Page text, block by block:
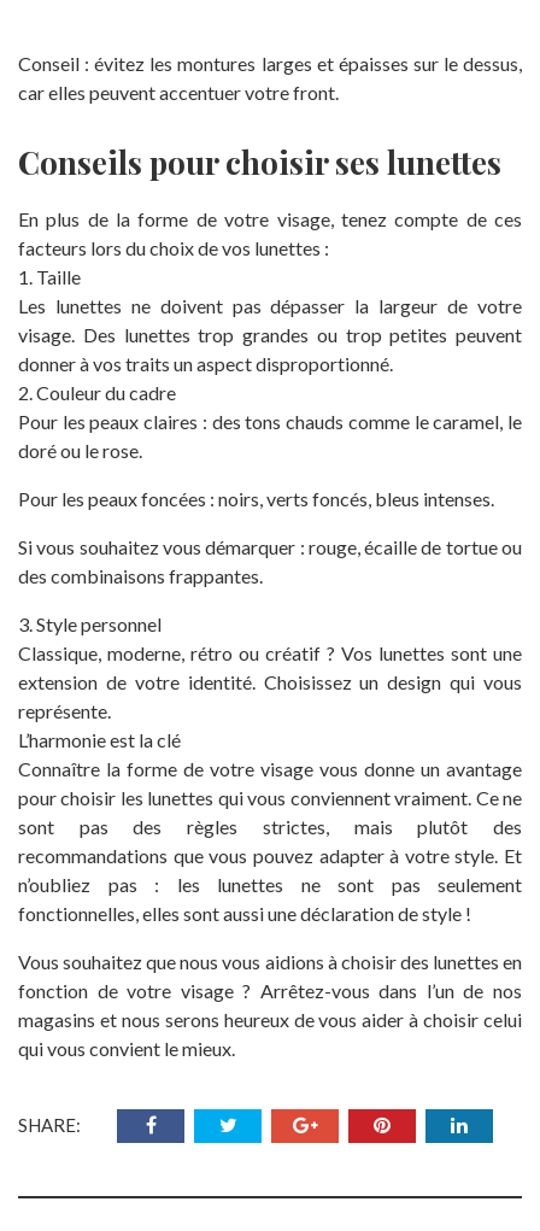
Conseil : évitez les montures larges et épaisses sur le dessus,
car elles peuvent accentuer votre front.
Conseils pour choisir ses lunettes
En plus de la forme de votre visage, tenez compte de ces
facteurs lors du choix de vos lunettes :
1. Taille
Les lunettes ne doivent pas dépasser la largeur de votre
visage. Des lunettes trop grandes ou trop petites peuvent
donner à vos traits un aspect disproportionné.
2. Couleur du cadre
Pour les peaux claires : des tons chauds comme le caramel, le
doré ou le rose.
Pour les peaux foncées : noirs, verts foncés, bleus intenses.
Si vous souhaitez vous démarquer : rouge, écaille de tortue ou
des combinaisons frappantes.
3. Style personnel
Classique, moderne, rétro ou créatif ? Vos lunettes sont une
extension de votre identité. Choisissez un design qui vous
représente.
L’harmonie est la clé
Connaître la forme de votre visage vous donne un avantage
pour choisir les lunettes qui vous conviennent vraiment. Ce ne
sont pas des règles strictes, mais plutôt des
recommandations que vous pouvez adapter à votre style. Et
n’oubliez pas : les lunettes ne sont pas seulement
fonctionnelles, elles sont aussi une déclaration de style !
Vous souhaitez que nous vous aidions à choisir des lunettes en
fonction de votre visage ? Arrêtez-vous dans l’un de nos
magasins et nous serons heureux de vous aider à choisir celui
qui vous convient le mieux.
SHARE: